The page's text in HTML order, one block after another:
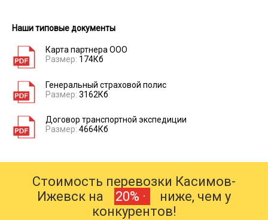
Наши типовые документы
Карта партнера ООО
Размер: 174Кб
Генеральный страховой полис
Размер: 3162Кб
Договор транспортной экспедиции
Размер: 4664Кб
Стоимость перевозки Касимов-
Ижевск на
20% ·
ниже, чем у
конкурентов!